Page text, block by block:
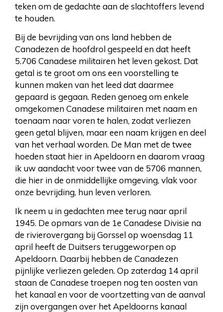
teken om de gedachte aan de slachtoffers levend
te houden.
Bij de bevrijding van ons land hebben de
Canadezen de hoofdrol gespeeld en dat heeft
5.706 Canadese militairen het leven gekost. Dat
getal is te groot om ons een voorstelling te
kunnen maken van het leed dat daarmee
gepaard is gegaan. Reden genoeg om enkele
omgekomen Canadese militairen met naam en
toenaam naar voren te halen, zodat verliezen
geen getal blijven, maar een naam krijgen en deel
van het verhaal worden. De Man met de twee
hoeden staat hier in Apeldoorn en daarom vraag
ik uw aandacht voor twee van de 5706 mannen,
die hier in de onmiddellijke omgeving, vlak voor
onze bevrijding, hun leven verloren.
Ik neem u in gedachten mee terug naar april
1945. De opmars van de 1e Canadese Divisie na
de rivierovergang bij Gorssel op woensdag 11
april heeft de Duitsers teruggeworpen op
Apeldoorn. Daarbij hebben de Canadezen
pijnlijke verliezen geleden. Op zaterdag 14 april
staan de Canadese troepen nog ten oosten van
het kanaal en voor de voortzetting van de aanval
zijn overgangen over het Apeldoorns kanaal